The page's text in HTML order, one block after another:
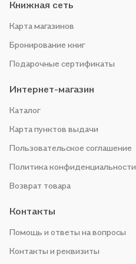
Книжная сеть
Карта магазинов
Бронирование книг
Подарочные сертификаты
Интернет-магазин
Каталог
Карта пунктов выдачи
Пользовательское соглашение
Политика конфиденциальности
Возврат товара
Контакты
Помощь и ответы на вопросы
Контакты и реквизиты